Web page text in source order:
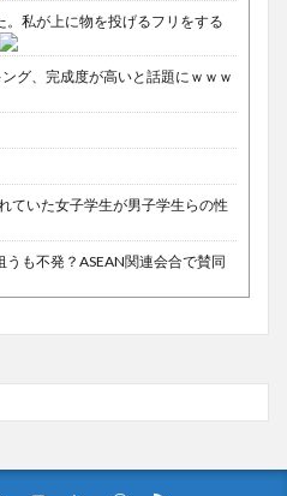
。私が上に物を投げるフリをする
グ、完成度が高いと話題にｗｗｗ
ていた女子学生が男子学生らの性
うも不発？ASEAN関連会合で賛同